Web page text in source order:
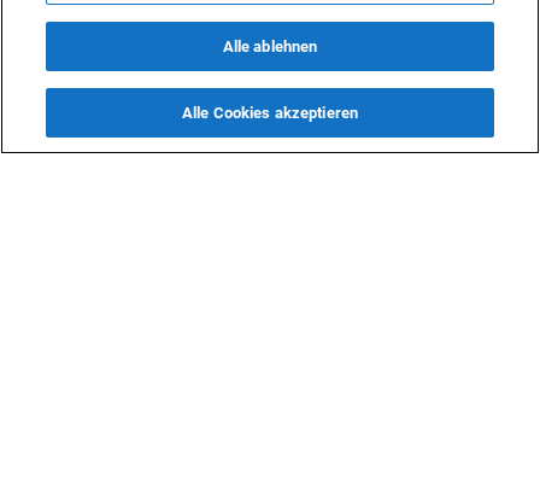
Alle ablehnen
Alle Cookies akzeptieren